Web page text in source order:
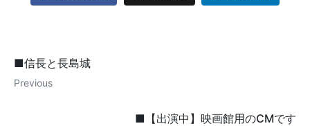
■信長と長島城
Previous
■【出演中】映画館用のCMです